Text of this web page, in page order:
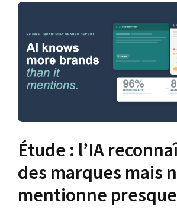
Étude : l’IA
des marques mais
mentionne